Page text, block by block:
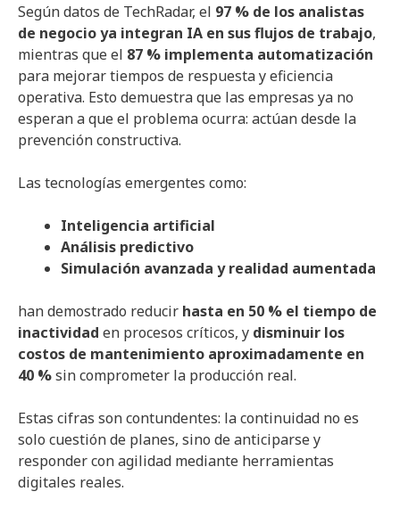
Según datos de TechRadar, el 97 % de los analistas
de negocio ya integran IA en sus flujos de trabajo,
mientras que el 87 % implementa automatización
para mejorar tiempos de respuesta y eficiencia
operativa. Esto demuestra que las empresas ya no
esperan a que el problema ocurra: actúan desde la
prevención constructiva.
Las tecnologías emergentes como:
Inteligencia artificial
Análisis predictivo
Simulación avanzada y realidad aumentada
han demostrado reducir hasta en 50 % el tiempo de
inactividad en procesos críticos, y disminuir los
costos de mantenimiento aproximadamente en
40 %sin comprometer la producción real.
Estas cifras son contundentes: la continuidad no es
solo cuestión de planes, sino de anticiparse y
responder con agilidad mediante herramientas
digitales reales.